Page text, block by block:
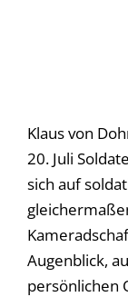
Klaus von
20. Juli
sich auf
Augenblick,
persönlichen